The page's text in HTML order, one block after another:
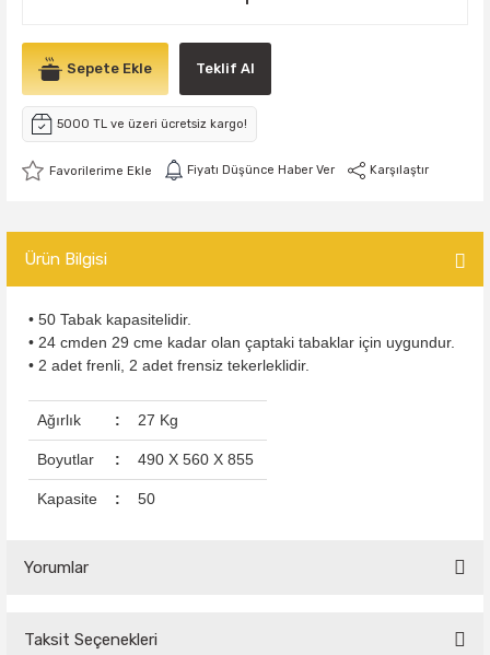
Sepete Ekle Teklif Al
5000 TL ve üzeri ücretsiz kargo!
Fiyatı Düşünce Haber Ver Karşılaştır
Ürün Bilgisi
• 50 Tabak kapasitelidir.
• 24 cmden 29 cme kadar olan çaptaki tabaklar için uygundur.
• 2 adet frenli, 2 adet frensiz tekerleklidir.
Ağırlık : 27 Kg
Boyutlar : 490 X 560 X 855
Kapasite : 50
Yorumlar
Taksit Seçenekleri